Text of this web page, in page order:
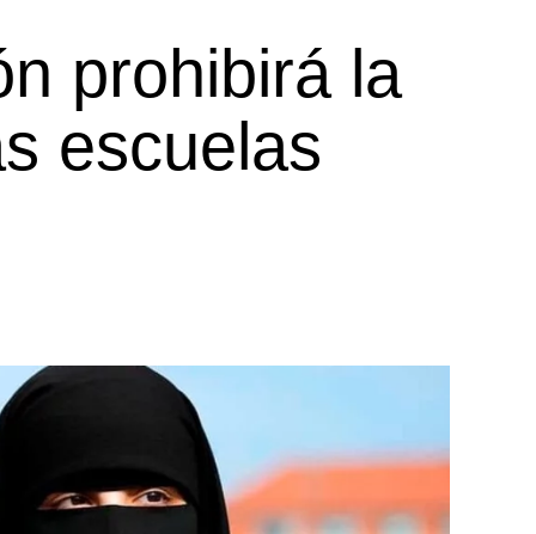
prohibirá la
escuelas